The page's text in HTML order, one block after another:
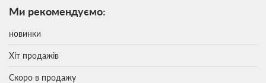
Ми рекомендуємо:
новинки
Хіт продажів
Скоро в продажу